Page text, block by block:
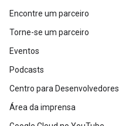
Encontre um parceiro
Torne-se um parceiro
Eventos
Podcasts
Centro para Desenvolvedores
Área da imprensa